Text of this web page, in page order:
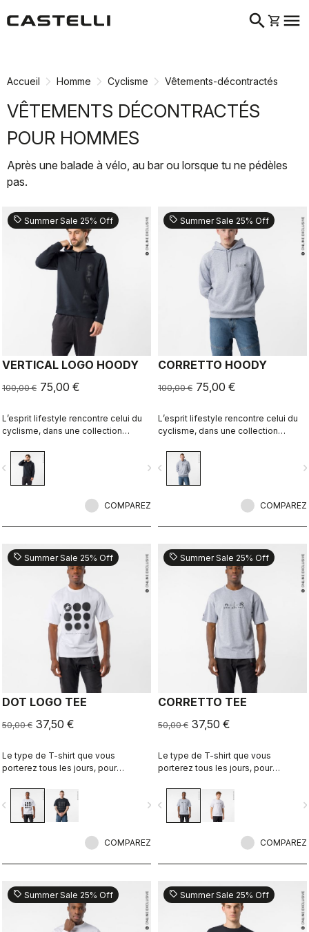
directement
navigation
directement
search shopping_cart menu
Accueil Homme Cyclisme Vêtements-décontractés
VÊTEMENTS DÉCONTRACTÉS
POUR HOMMES
Après une balade à vélo, au bar ou lorsque tu ne pédèles
pas.
sell Summer Sale 25% Off
VERTICAL LOGO HOODY
100,00 € 75,00 €
L’esprit lifestyle rencontre celui du
cyclisme, dans une collection
navigate_next
COMPAREZ
sell Summer Sale 25% Off
CORRETTO HOODY
100,00 € 75,00 €
L’esprit lifestyle rencontre celui du
cyclisme, dans une collection
navigate_before
COMPAREZ
sell Summer Sale 25% Off
DOT LOGO TEE
50,00 € 37,50 €
Le type de T-shirt que vous
porterez tous les jours, pour
même lorsque vous mettez le pied
à terre.
navigate_next
COMPAREZ
sell Summer Sale 25% Off
CORRETTO TEE
50,00 € 37,50 €
Le type de T-shirt que vous
porterez tous les jours, pour
même lorsque vous mettez le pied
à terre.
navigate_before
COMPAREZ
sell Summer Sale 25% Off sell Summer Sale 25% Off